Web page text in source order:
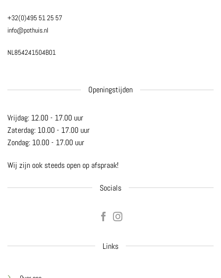
+32(0)495 51 25 57
info@pothuis.nl
NL854241504B01
Links
Openingstijden
Vrijdag: 12.00 - 17.00 uur
Zaterdag: 10.00 - 17.00 uur
Zondag: 10.00 - 17.00 uur
Wij zijn ook steeds open op afspraak!
Socials